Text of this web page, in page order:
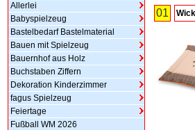
Allerlei
Babyspielzeug
Bastelbedarf Bastelmaterial
Bauen mit Spielzeug
Bauernhof aus Holz
Buchstaben Ziffern
Dekoration Kinderzimmer
fagus Spielzeug
Feiertage
Fußball WM 2026
01